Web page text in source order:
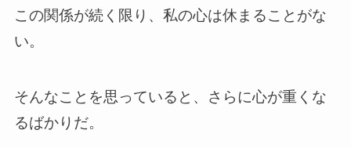
この関係が続く限り、私の心は休まることがな
い。
そんなことを思っていると、さらに心が重くな
るばかりだ。